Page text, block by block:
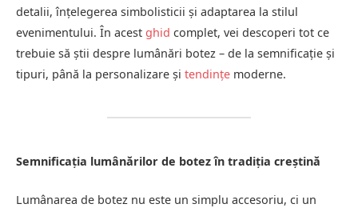
detalii, înțelegerea simbolisticii și adaptarea la stilul
evenimentului. În acest ghid complet, vei descoperi tot ce
trebuie să știi despre lumânări botez – de la semnificație și
tipuri, până la personalizare și tendințe moderne.
Semnificația lumânărilor de botez în tradiția creștină
Lumânarea de botez nu este un simplu accesoriu, ci un